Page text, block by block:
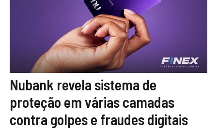
Nubank revela sistema de
proteção em várias camadas
contra golpes e fraudes digitais